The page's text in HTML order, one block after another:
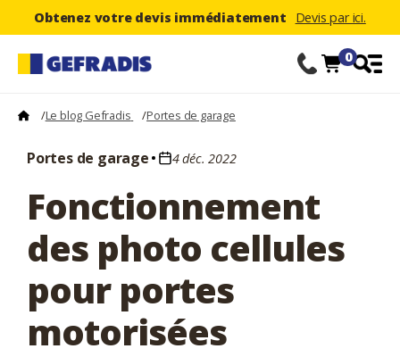
Obtenez votre devis immédiatement Devis par ici.
0
/Le blog Gefradis /Portes de garage
Portes de garage 4 déc. 2022
Fonctionnement
des photo cellules
pour portes
motorisées